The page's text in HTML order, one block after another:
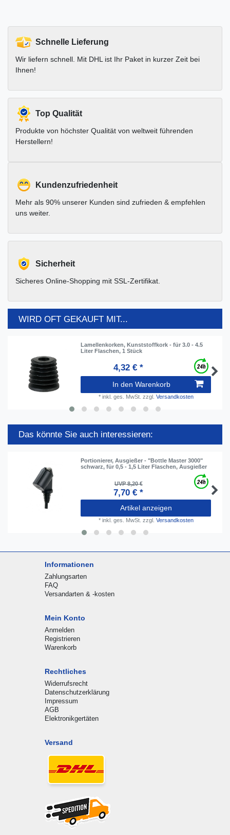
Schnelle Lieferung
Wir liefern schnell. Mit DHL ist Ihr Paket in kurzer Zeit bei
Ihnen!
Top Qualität
Produkte von höchster Qualität von weltweit führenden
Herstellern!
Kundenzufriedenheit
Mehr als 90% unserer Kunden sind zufrieden & empfehlen
uns weiter.
Sicherheit
Sicheres Online-Shopping mit SSL-Zertifikat.
WIRD OFT GEKAUFT MIT...
Lamellenkorken, Kunststoffkork - für 3.0 - 4.5
Liter Flaschen, 1 Stück
4,32 € *
In den Warenkorb
* inkl. ges. MwSt. zzgl. Versandkosten
Das könnte Sie auch interessieren:
Portionierer, Ausgießer - "Bottle Master 3000"
schwarz, für 0,5 - 1,5 Liter Flaschen, Ausgießer
UVP 8,20 €
7,70 € *
Artikel anzeigen
* inkl. ges. MwSt. zzgl. Versandkosten
Informationen
Zahlungsarten
FAQ
Versandarten & -kosten
Mein Konto
Anmelden
Registrieren
Warenkorb
Rechtliches
Widerrufsrecht
Datenschutzerklärung
Impressum
AGB
Elektronikgertäten
Versand